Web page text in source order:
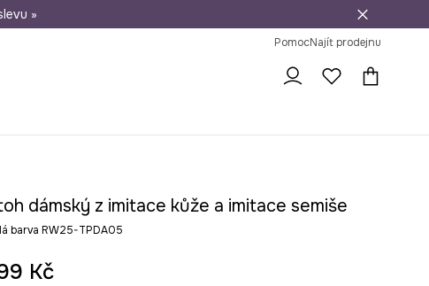
30 dní na vrácení zboží
»
PomocNajít prodejnu
dámský z imitace kůže a imitace semiše
barva RW25-TPDA05
Kč